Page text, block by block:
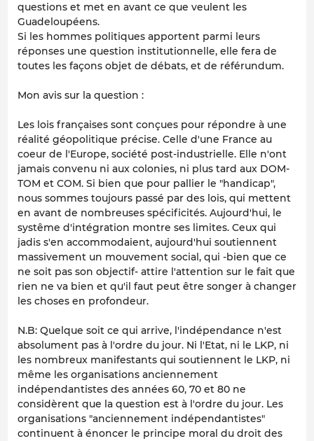
questions et met en avant ce que veulent les
Guadeloupéens.
Si les hommes politiques apportent parmi leurs
réponses une question institutionnelle, elle fera de
toutes les façons objet de débats, et de référundum.
Mon avis sur la question :
Les lois françaises sont conçues pour répondre à une
réalité géopolitique précise. Celle d'une France au
coeur de l'Europe, société post-industrielle. Elle n'ont
jamais convenu ni aux colonies, ni plus tard aux DOM-
TOM et COM. Si bien que pour pallier le "handicap",
nous sommes toujours passé par des lois, qui mettent
en avant de nombreuses spécificités. Aujourd'hui, le
systême d'intégration montre ses limites. Ceux qui
jadis s'en accommodaient, aujourd'hui soutiennent
massivement un mouvement social, qui -bien que ce
ne soit pas son objectif- attire l'attention sur le fait que
rien ne va bien et qu'il faut peut être songer à changer
les choses en profondeur.
N.B: Quelque soit ce qui arrive, l'indépendance n'est
absolument pas à l'ordre du jour. Ni l'Etat, ni le LKP, ni
les nombreux manifestants qui soutiennent le LKP, ni
même les organisations anciennement
indépendantistes des années 60, 70 et 80 ne
considèrent que la question est à l'ordre du jour. Les
organisations "anciennement indépendantistes"
continuent à énoncer le principe moral du droit des